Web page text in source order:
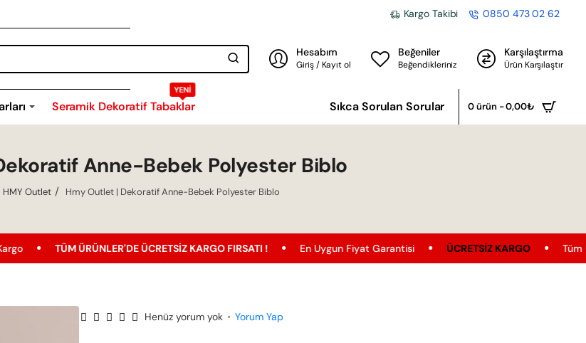
Kargo Takibi 0850 473 02 62
Hesabım
Giriş / Kayıt ol
Beğeniler
Beğendikleriniz
Karşılaştırma
Ürün Karşılaştır
Seramik Dekoratif Tabaklar
YENI
Sıkca Sorulan Sorular 0 ürün - 0,00₺
Anne-Bebek Polyester Biblo
HMY Outlet Hmy Outlet | Dekoratif Anne-Bebek Polyester Biblo
ÜRÜNLER'DE ÜCRETSIZ KARGO FIRSATI ! En Uygun Fiyat Garantisi ÜCRETSIZ KARGO Tüm Ürünler'de
Henüz yorum yok • Yorum Yap